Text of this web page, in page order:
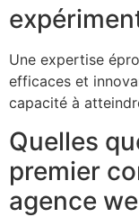
Une expertise
efficaces et
capacité à
Quelles
premier
agence